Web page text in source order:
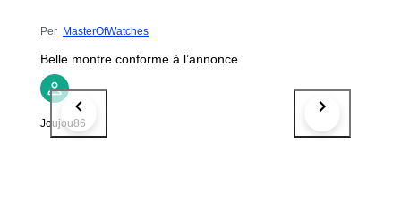
Per MasterOfWatches
Belle montre conforme à l’annonce
Joujou86